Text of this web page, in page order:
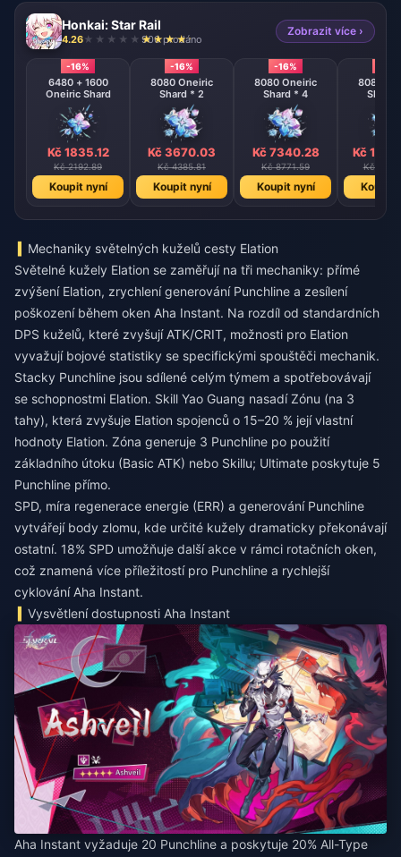
Honkai: Star Rail
4.26 906 prodáno
Zobrazit více ›
-16%
6480 + 1600
Oneiric Shard
Kč 1835.12
Kč 2192.89
Koupit nyní
-16%
8080 Oneiric
Shard * 2
Kč 3670.03
Kč 4385.81
Koupit nyní
-16%
8080 Oneiric
Shard * 4
Kč 7340.28
Kč 8771.59
Koupit nyní
8080
Shard
Kč
Kč
Koupit
Mechaniky světelných kuželů cesty Elation
Světelné kužely Elation se zaměřují na tři mechaniky: přímé
zvýšení Elation, zrychlení generování Punchline a zesílení
poškození během oken Aha Instant. Na rozdíl od standardních
DPS kuželů, které zvyšují ATK/CRIT, možnosti pro Elation
vyvažují bojové statistiky se specifickými spouštěči mechanik.
Stacky Punchline jsou sdílené celým týmem a spotřebovávají
se schopnostmi Elation. Skill Yao Guang nasadí Zónu (na 3
tahy), která zvyšuje Elation spojenců o 15–20 % její vlastní
hodnoty Elation. Zóna generuje 3 Punchline po použití
základního útoku (Basic ATK) nebo Skillu; Ultimate poskytuje 5
Punchline přímo.
SPD, míra regenerace energie (ERR) a generování Punchline
vytvářejí body zlomu, kde určité kužely dramaticky překonávají
ostatní. 18% SPD umožňuje další akce v rámci rotačních oken,
což znamená více příležitostí pro Punchline a rychlejší
cyklování Aha Instant.
Vysvětlení dostupnosti Aha Instant
Aha Instant vyžaduje 20 Punchline a poskytuje 20% All-Type